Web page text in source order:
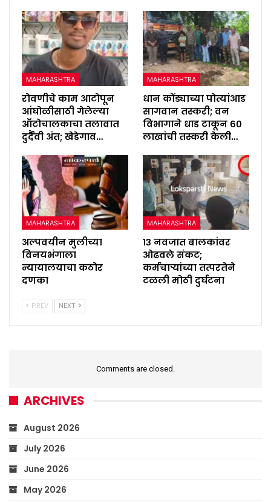
MAHARASHTRA
रोवणीचे काम आटोपून
आंघोळीसाठी गेलेल्या
ऑटोचालकाचा तलावात
दुर्दैवी अंत; खेडेगाव…
MAHARASHTRA
धान कोंड्याच्या पोत्यांआड
सागवान तस्करी; वन
विभागाने धाड टाकून ६०
लाखांची तस्करी केली…
MAHARASHTRA
अल्पवयीन मुलीच्या
विनयभंगाला
न्यायालयाचा कठोर
दणका
MAHARASHTRA
१३ नवजात बालकांवर
ओढवले संकट;
कर्मचाऱ्यांच्या तत्परतेने
टळली मोठी दुर्घटना
PREV NEXT
Comments are closed.
ARCHIVES
August 2026
July 2026
June 2026
May 2026